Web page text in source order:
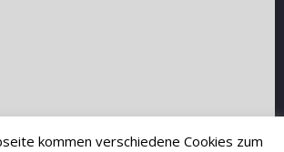
kommen verschiedene Cookies zum